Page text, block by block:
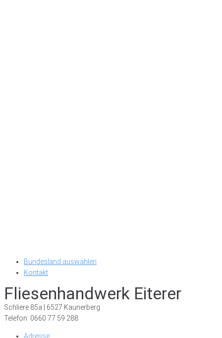
Bundesland auswählen
Kontakt
Fliesenhandwerk Eiterer
Schliere 85a | 6527 Kaunerberg
Telefon: 0660 77 59 288
Adresse